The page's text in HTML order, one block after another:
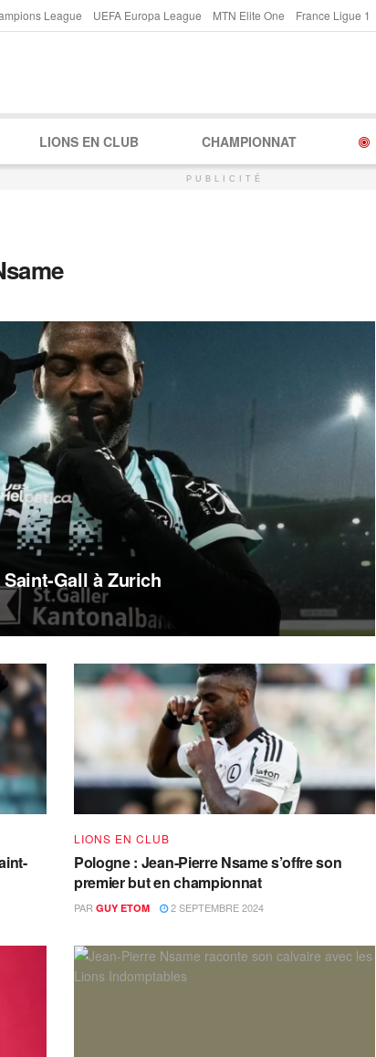
League UEFA Europa League MTN Elite One France Ligue 1
LIONS EN CLUB CHAMPIONNAT
PUBLICITÉ
Gall à Zurich
LIONS EN CLUB
Pologne : Jean-Pierre Nsame s’offre son
premier but en championnat
PAR GUY ETOM 2 SEPTEMBRE 2024